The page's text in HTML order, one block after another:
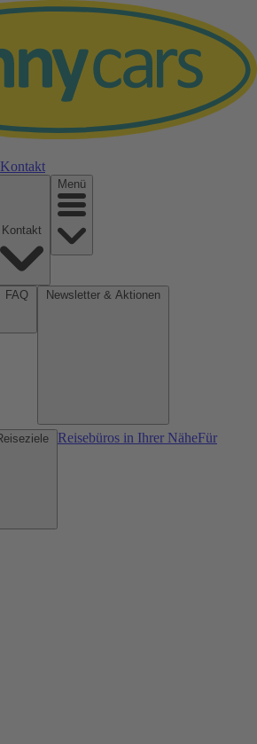
Kontakt
Menü
Reisebüros in Ihrer NäheFür